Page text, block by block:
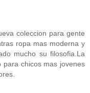
coleccion para gente
ropa mas moderna y
mucho su filosofia.La
chicos mas jovenes